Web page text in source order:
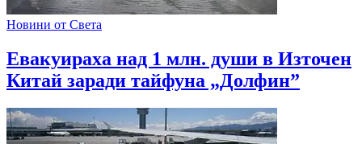
Новини от Света
Евакуираха над 1 млн. души в Източен
Китай заради тайфуна „Долфин”